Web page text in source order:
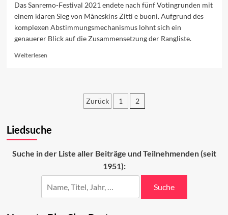
Das Sanremo-Festival 2021 endete nach fünf Votingrunden mit
einem klaren Sieg von Måneskins Zitti e buoni. Aufgrund des
komplexen Abstimmungsmechanismus lohnt sich ein
genauerer Blick auf die Zusammensetzung der Rangliste.
WeiterlesenRead
Beiträge
Zurück 1 2
Liedsuche
Suche in der Liste aller Beiträge und Teilnehmenden (seit
1951):
Suche